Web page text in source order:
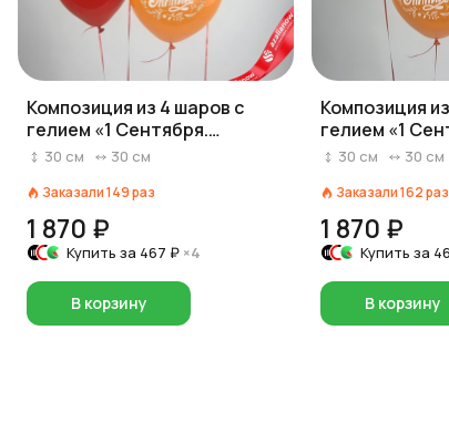
Композиция из 4 шаров с
гелием «1 Сентября.
Здравствуй школа», 30 см,
30 см 30 см
Заказали149раз
1 870 ₽
Купить за 467 ₽ ×4
В корзину
Композиция
гелием «1
Здравствуй
30 см 30 см
Заказали162
1 870 ₽
Купить за
В корзину